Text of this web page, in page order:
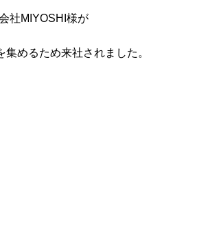
社MIYOSHI様が
めるため来社されました。